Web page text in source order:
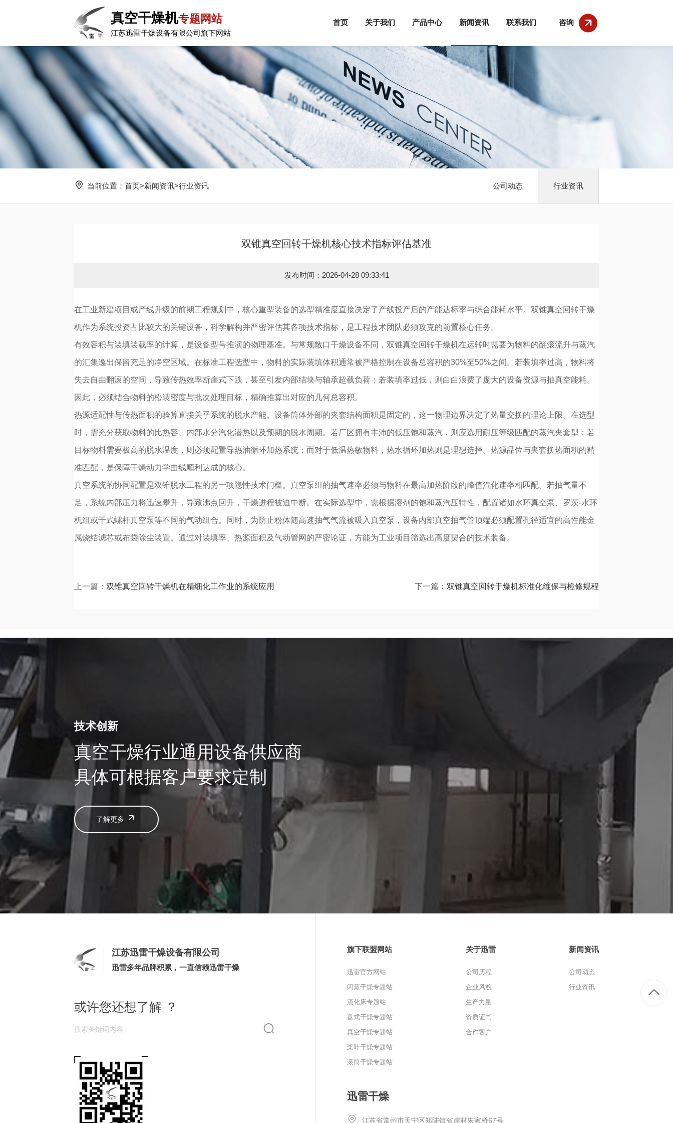
真空干燥机专题网站
江苏迅雷干燥设备有限公司旗下网站
首页 关于我们 产品中心 新闻资讯 联系我们 咨询
当前位置： 首页>新闻资讯>行业资讯 公司动态 行业资讯
双锥真空回转干燥机核心技术指标评估基准
发布时间：2026-04-28 09:33:41
在工业新建项目或产线升级的前期工程规划中，核心重型装备的选型精准度直接决定了产线投产后的产能达标率与综合能耗水平。双锥真空回转干燥
机作为系统投资占比较大的关键设备，科学解构并严密评估其各项技术指标，是工程技术团队必须攻克的前置核心任务。
有效容积与装填装载率的计算，是设备型号推演的物理基准。与常规敞口干燥设备不同，双锥真空回转干燥机在运转时需要为物料的翻滚流升与蒸汽
的汇集逸出保留充足的净空区域。在标准工程选型中，物料的实际装填体积通常被严格控制在设备总容积的30%至50%之间。若装填率过高，物料将
失去自由翻滚的空间，导致传热效率断崖式下跌，甚至引发内部结块与轴承超载负荷；若装填率过低，则白白浪费了庞大的设备资源与抽真空能耗。
因此，必须结合物料的松装密度与批次处理目标，精确推算出对应的几何总容积。
热源适配性与传热面积的验算直接关乎系统的脱水产能。设备筒体外部的夹套结构面积是固定的，这一物理边界决定了热量交换的理论上限。在选型
时，需充分获取物料的比热容、内部水分汽化潜热以及预期的脱水周期。若厂区拥有丰沛的低压饱和蒸汽，则应选用耐压等级匹配的蒸汽夹套型；若
目标物料需要极高的脱水温度，则必须配置导热油循环加热系统；而对于低温热敏物料，热水循环加热则是理想选择。热源品位与夹套换热面积的精
准匹配，是保障干燥动力学曲线顺利达成的核心。
真空系统的协同配置是双锥脱水工程的另一项隐性技术门槛。真空泵组的抽气速率必须与物料在最高加热阶段的峰值汽化速率相匹配。若抽气量不
足，系统内部压力将迅速攀升，导致沸点回升，干燥进程被迫中断。在实际选型中，需根据溶剂的饱和蒸汽压特性，配置诸如水环真空泵、罗茨-水环
机组或干式螺杆真空泵等不同的气动组合。同时，为防止粉体随高速抽气气流被吸入真空泵，设备内部真空抽气管顶端必须配置孔径适宜的高性能金
属烧结滤芯或布袋除尘装置。通过对装填率、热源面积及气动管网的严密论证，方能为工业项目筛选出高度契合的技术装备。
上一篇： 双锥真空回转干燥机在精细化工作业的系统应用 下一篇：双锥真空回转干燥机标准化维保与检修规程
技术创新
真空干燥行业通用设备供应商
具体可根据客户要求定制
了解更多
江苏迅雷干燥设备有限公司
迅雷多年品牌积累，一直信赖迅雷干燥
或许您还想了解 ？
旗下联盟网站
迅雷官方网站
闪蒸干燥专题站
流化床专题站
盘式干燥专题站
真空干燥专题站
桨叶干燥专题站
滚筒干燥专题站
关于迅雷
公司历程
企业风貌
生产力量
资质证书
合作客户
新闻资讯
公司动态
行业资讯
迅雷干燥
江苏省常州市天宁区郑陆镇省岸村朱家桥67号